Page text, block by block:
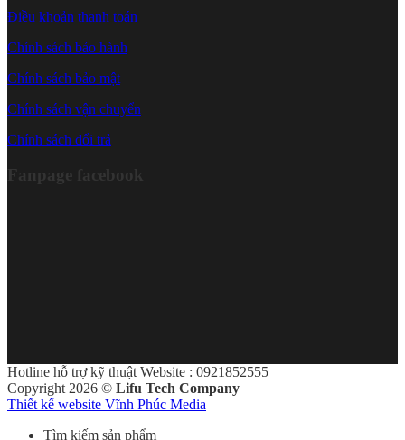
Điều khoản thanh toán
Chính sách bảo hành
Chính sách bảo mật
Chính sách vận chuyển
Chính sách đổi trả
Fanpage facebook
Hotline hỗ trợ kỹ thuật Website : 0921852555
Copyright 2026 © Lifu Tech Company
Thiết kế website Vĩnh Phúc Media
Tìm kiếm sản phẩm